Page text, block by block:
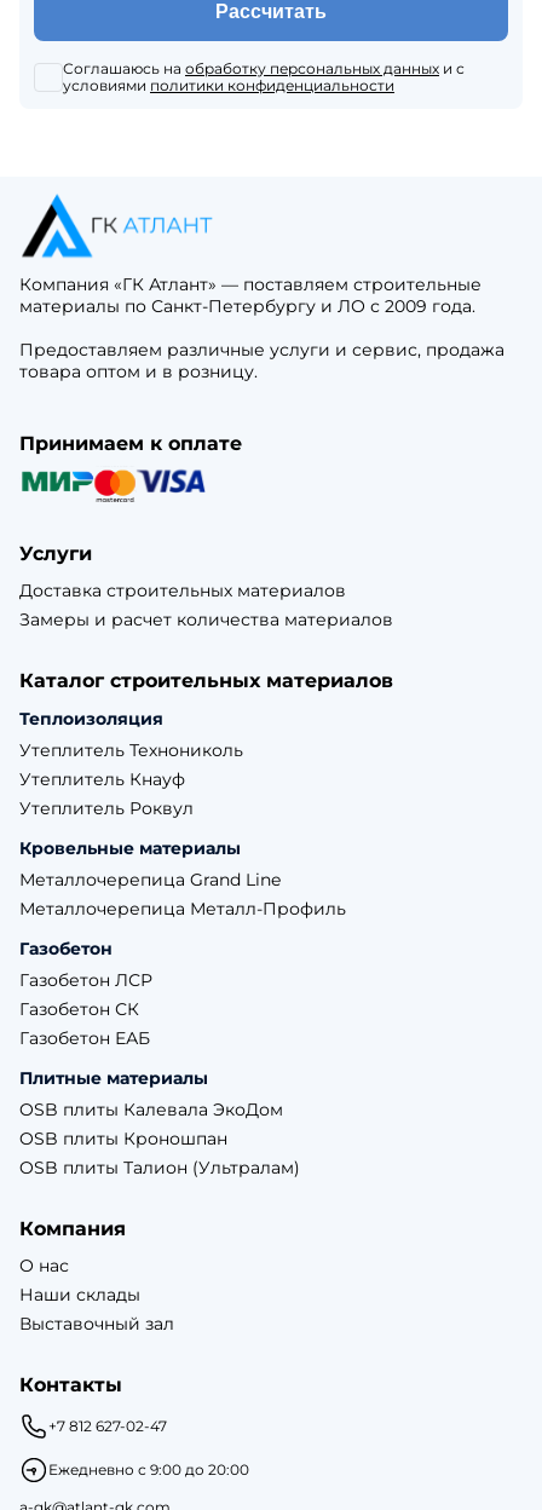
Рассчитать
Соглашаюсь на обработку персональных данных и с
условиями политики конфиденциальности
Компания «ГК Атлант» — поставляем строительные
материалы по Санкт-Петербургу и ЛО с 2009 года.
Предоставляем различные услуги и сервис, продажа
товара оптом и в розницу.
Принимаем к оплате
Услуги
Доставка строительных материалов
Замеры и расчет количества материалов
Каталог строительных материалов
Теплоизоляция
Утеплитель Технониколь
Утеплитель Кнауф
Утеплитель Роквул
Кровельные материалы
Металлочерепица Grand Line
Металлочерепица Металл-Профиль
Газобетон
Газобетон ЛСР
Газобетон СК
Газобетон ЕАБ
Плитные материалы
OSB плиты Калевала ЭкоДом
OSB плиты Кроношпан
OSB плиты Талион (Ультралам)
Компания
О нас
Наши склады
Выставочный зал
Контакты
+7 812 627-02-47
Ежедневно с 9:00 до 20:00